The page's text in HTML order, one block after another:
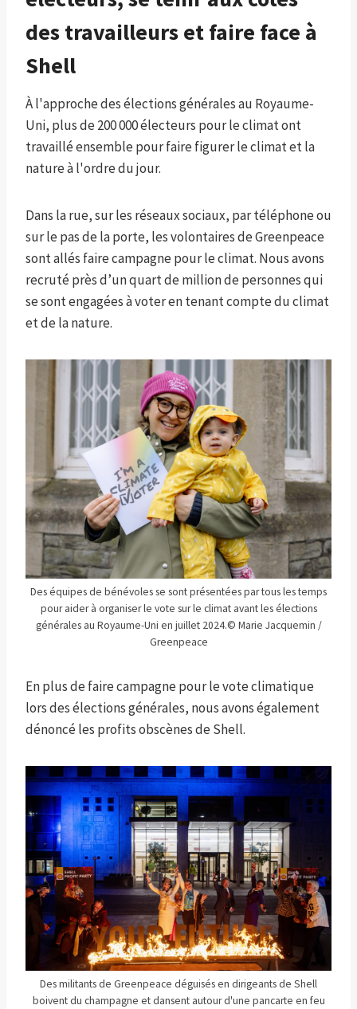
des travailleurs et faire face à
Shell
À l'approche des élections générales au Royaume-
Uni, plus de 200 000 électeurs pour le climat ont
travaillé ensemble pour faire figurer le climat et la
nature à l'ordre du jour.
Dans la rue, sur les réseaux sociaux, par téléphone ou
sur le pas de la porte, les volontaires de Greenpeace
sont allés faire campagne pour le climat. Nous avons
recruté près d’un quart de million de personnes qui
se sont engagées à voter en tenant compte du climat
et de la nature.
Des équipes de bénévoles se sont présentées par tous les temps
pour aider à organiser le vote sur le climat avant les élections
générales au Royaume-Uni en juillet 2024.© Marie Jacquemin /
Greenpeace
En plus de faire campagne pour le vote climatique
lors des élections générales, nous avons également
dénoncé les profits obscènes de Shell.
Des militants de Greenpeace déguisés en dirigeants de Shell
boivent du champagne et dansent autour d'une pancarte en feu